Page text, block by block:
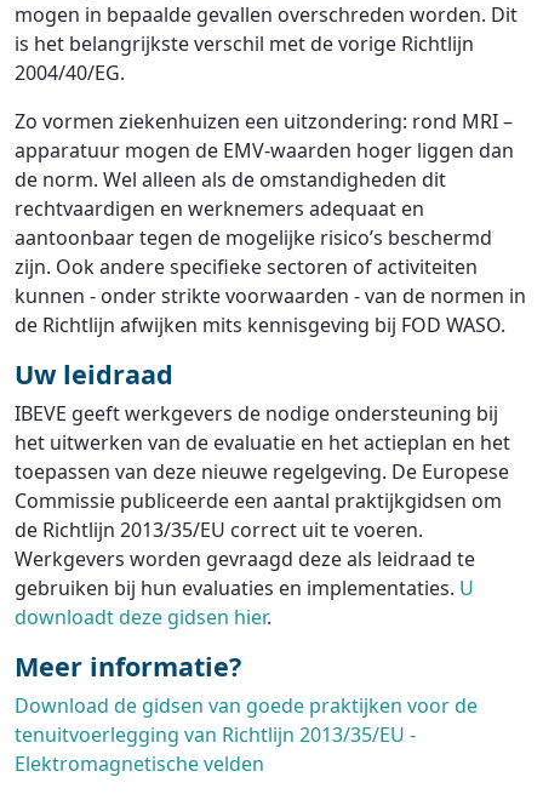
mogen in bepaalde gevallen overschreden worden. Dit
is het belangrijkste verschil met de vorige Richtlijn
2004/40/EG.
Zo vormen ziekenhuizen een uitzondering: rond MRI –
apparatuur mogen de EMV-waarden hoger liggen dan
de norm. Wel alleen als de omstandigheden dit
rechtvaardigen en werknemers adequaat en
aantoonbaar tegen de mogelijke risico’s beschermd
zijn. Ook andere specifieke sectoren of activiteiten
kunnen - onder strikte voorwaarden - van de normen in
de Richtlijn afwijken mits kennisgeving bij FOD WASO.
Uw leidraad
IBEVE geeft werkgevers de nodige ondersteuning bij
het uitwerken van de evaluatie en het actieplan en het
toepassen van deze nieuwe regelgeving. De Europese
Commissie publiceerde een aantal praktijkgidsen om
de Richtlijn 2013/35/EU correct uit te voeren.
Werkgevers worden gevraagd deze als leidraad te
gebruiken bij hun evaluaties en implementaties. U
downloadt deze gidsen hier.
Meer informatie?
Download de gidsen van goede praktijken voor de
tenuitvoerlegging van Richtlijn 2013/35/EU -
Elektromagnetische velden